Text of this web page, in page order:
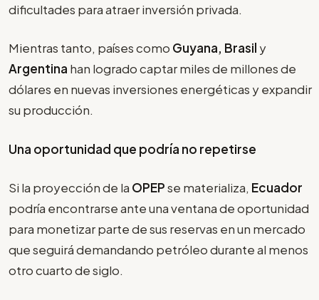
dificultades para atraer inversión privada.
Mientras tanto, países como Guyana, Brasil y
Argentina han logrado captar miles de millones de
dólares en nuevas inversiones energéticas y expandir
su producción.
Una oportunidad que podría no repetirse
Si la proyección de la OPEPse materializa, Ecuador
podría encontrarse ante una ventana de oportunidad
para monetizar parte de sus reservas en un mercado
que seguirá demandando petróleo durante al menos
otro cuarto de siglo.